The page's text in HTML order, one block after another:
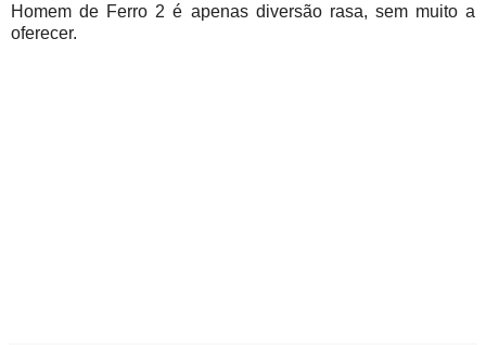
Homem de Ferro 2 é apenas diversão rasa, sem muito a
oferecer.